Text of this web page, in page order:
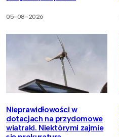
05-08-2026
Nieprawidłowości w
dotacjach na przydomowe
wiatraki. Niektórymi zajmie